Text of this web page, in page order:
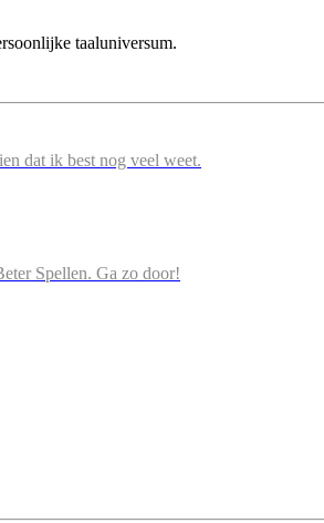
taaluniversum.
dat ik best nog veel weet.
Spellen. Ga zo door!